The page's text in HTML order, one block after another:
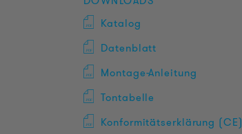
Katalog
Datenblatt
Montage-Anleitung
Tontabelle
Konformitätserklärung (CE)